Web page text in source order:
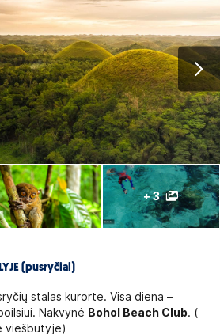
+ 3
(pusryčiai)
stalas kurorte. Visa diena –
Nakvynė Bohol Beach Club. (
viešbutyje)